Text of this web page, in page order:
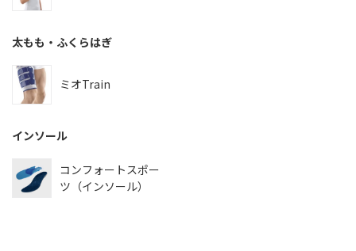
太もも・ふくらはぎ
ミオTrain
インソール
コンフォートスポー
ツ（インソール）